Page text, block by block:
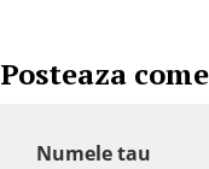
Posteaza
Numele tau